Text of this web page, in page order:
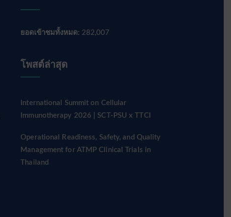
ยอดเข้าชมทั้งหมด: 282,007
โพสต์ล่าสุด
International Summit on Cellular
Immunotherapy 2026 | SCT-PSU x TTCI
Operational Readiness, Safety, and Quality
Management for ATMP Clinical Trials in
Thailand